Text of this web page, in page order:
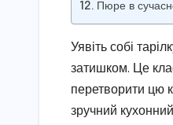
Пюре в
Уявіть собі
затишком. Це
перетворити цю
зручний